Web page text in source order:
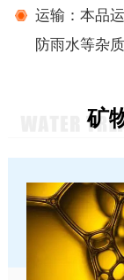
运输：本品
防雨水等杂质
矿